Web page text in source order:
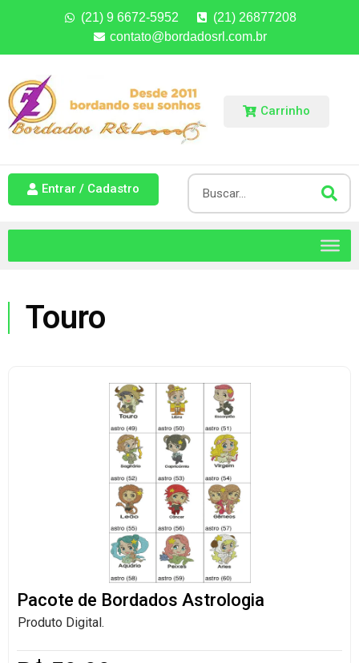
(21) 9 6672-5952
(21) 26877208
contato@bordadosrl.com.br
Carrinho
Entrar / Cadastro
Touro
Pacote de Bordados Astrologia
Produto Digital.